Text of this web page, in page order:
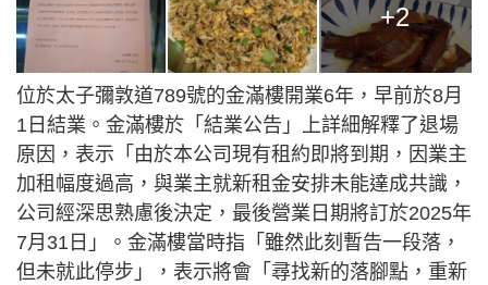
+2
位於太子彌敦道789號的金滿樓開業6年，早前於8月
1日結業。金滿樓於「結業公告」上詳細解釋了退場
原因，表示「由於本公司現有租約即將到期，因業主
加租幅度過高，與業主就新租金安排未能達成共識，
公司經深思熟慮後決定，最後營業日期將訂於2025年
7月31日」。金滿樓當時指「雖然此刻暫告一段落，
但未就此停步」，表示將會「尋找新的落腳點，重新